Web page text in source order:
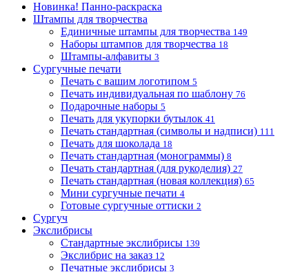
Новинка! Панно-раскраска
Штампы для творчества
Единичные штампы для творчества 149
Наборы штампов для творчества 18
Штампы-алфавиты 3
Сургучные печати
Печать с вашим логотипом 5
Печать индивидуальная по шаблону 76
Подарочные наборы 5
Печать для укупорки бутылок 41
Печать стандартная (символы и надписи) 111
Печать для шоколада 18
Печать стандартная (монограммы) 8
Печать стандартная (для рукоделия) 27
Печать стандартная (новая коллекция) 65
Мини сургучные печати 4
Готовые сургучные оттиски 2
Сургуч
Экслибрисы
Стандартные экслибрисы 139
Экслибрис на заказ 12
Печатные экслибрисы 3